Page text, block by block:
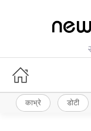
काभ्रे डोटी